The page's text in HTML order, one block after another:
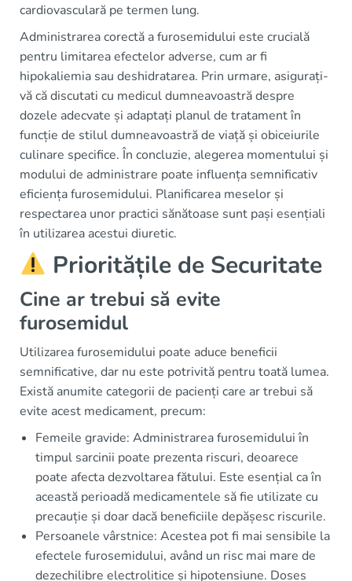
cardiovasculară pe termen lung.
Administrarea corectă a furosemidului este crucială
pentru limitarea efectelor adverse, cum ar fi
hipokaliemia sau deshidratarea. Prin urmare, asigurați-
vă că discutati cu medicul dumneavoastră despre
dozele adecvate și adaptați planul de tratament în
funcție de stilul dumneavoastră de viață și obiceiurile
culinare specifice. În concluzie, alegerea momentului și
modului de administrare poate influența semnificativ
eficiența furosemidului. Planificarea meselor și
respectarea unor practici sănătoase sunt pași esențiali
în utilizarea acestui diuretic.
Prioritățile de Securitate
Cine ar trebui să evite
furosemidul
Utilizarea furosemidului poate aduce beneficii
semnificative, dar nu este potrivită pentru toată lumea.
Există anumite categorii de pacienți care ar trebui să
evite acest medicament, precum:
Femeile gravide: Administrarea furosemidului în
timpul sarcinii poate prezenta riscuri, deoarece
poate afecta dezvoltarea fătului. Este esențial ca în
această perioadă medicamentele să fie utilizate cu
precauție și doar dacă beneficiile depășesc riscurile.
Persoanele vârstnice: Acestea pot fi mai sensibile la
efectele furosemidului, având un risc mai mare de
dezechilibre electrolitice și hipotensiune. Doses